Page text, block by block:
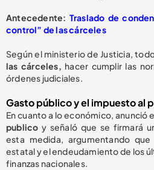
Antecedente: Traslado de
control” de las cárceles
Según el ministerio de Justicia,
las cárceles, hacer cumplir las
órdenes judiciales.
Gasto público y el impuesto al
En cuanto a lo económico, anunció
publico y señaló que se firmará
esta medida, argumentando
estatal y el endeudamiento de los
finanzas nacionales.